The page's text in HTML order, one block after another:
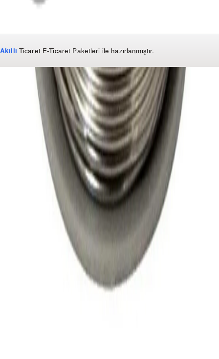
Akıllı Ticaret E-Ticaret Paketleri ile hazırlanmıştır.
0850 441 40 44